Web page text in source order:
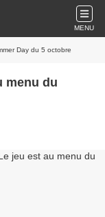
MENU
Day du 5 octobre
menu du